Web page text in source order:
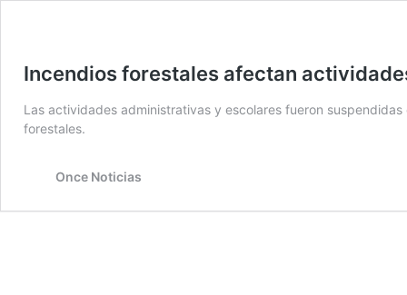
Incendios forestales afectan
Las actividades administrativas y escolares fueron
forestales.
Once Noticias